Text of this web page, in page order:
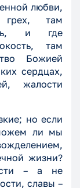
любви,
там
и где
там
Божией
сердцах,
жалости
но если
ли мы
жизни?
– а не
славы –